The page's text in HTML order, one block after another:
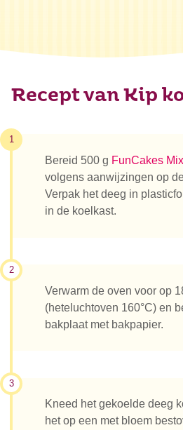
Recept van Kip
1
Bereid 500 g FunCakes
volgens aanwijzingen op
Verpak het deeg in
in de koelkast.
2
Verwarm de oven voor op
(heteluchtoven 160°C) en
bakplaat met bakpapier.
3
Kneed het gekoelde deeg
het op een met bloem